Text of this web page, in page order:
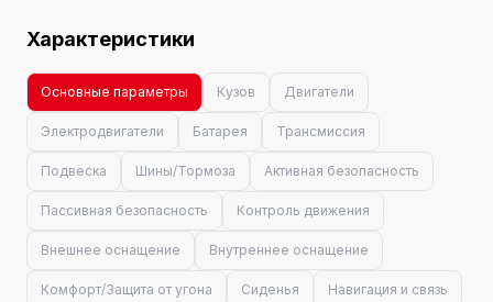
Характеристики
Основные параметры Кузов Двигатели
Электродвигатели Батарея Трансмиссия
Подвеска Шины/Тормоза Активная безопасность
Пассивная безопасность Контроль движения
Внешнее оснащение Внутреннее оснащение
Комфорт/Защита от угона Сиденья Навигация и связь